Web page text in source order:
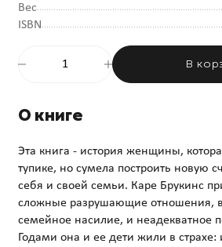
Вес
ISBN
В
О книге
Эта книга - история женщины,
тупике, но сумела построить новую
себя и своей семьи. Каре Брукинс
сложные разрушающие отношения,
семейное насилие, и неадекватное
Годами она и ее дети жили в